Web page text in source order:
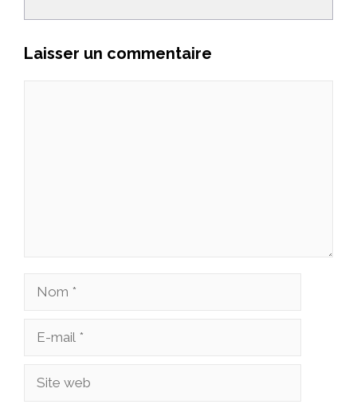
Laisser un commentaire
Nom
Site